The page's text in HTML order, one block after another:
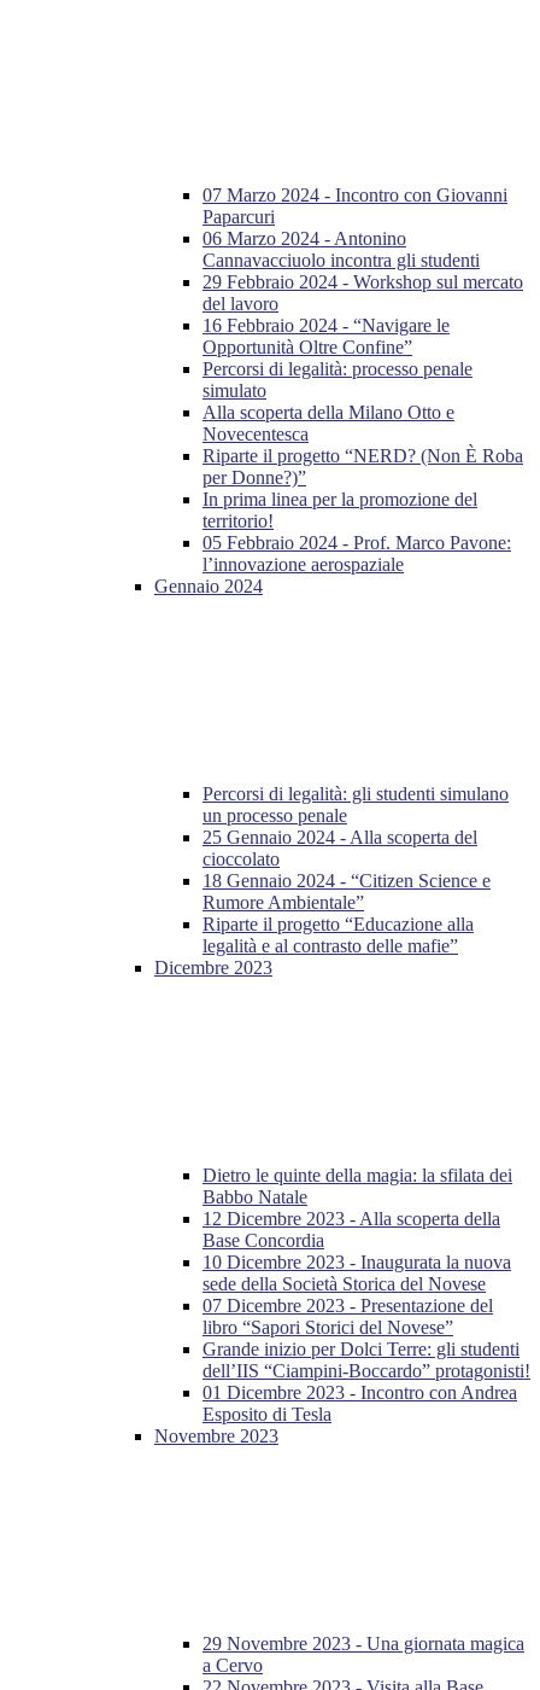
07 Marzo 2024 - Incontro con Giovanni
Paparcuri
06 Marzo 2024 - Antonino
Cannavacciuolo incontra gli studenti
29 Febbraio 2024 - Workshop sul mercato
del lavoro
16 Febbraio 2024 - “Navigare le
Opportunità Oltre Confine”
Percorsi di legalità: processo penale
simulato
Alla scoperta della Milano Otto e
Novecentesca
Riparte il progetto “NERD? (Non È Roba
per Donne?)”
In prima linea per la promozione del
territorio!
05 Febbraio 2024 - Prof. Marco Pavone:
l’innovazione aerospaziale
Gennaio 2024
Percorsi di legalità: gli studenti simulano
un processo penale
25 Gennaio 2024 - Alla scoperta del
cioccolato
18 Gennaio 2024 - “Citizen Science e
Rumore Ambientale”
Riparte il progetto “Educazione alla
legalità e al contrasto delle mafie”
Dicembre 2023
Dietro le quinte della magia: la sfilata dei
Babbo Natale
12 Dicembre 2023 - Alla scoperta della
Base Concordia
10 Dicembre 2023 - Inaugurata la nuova
sede della Società Storica del Novese
07 Dicembre 2023 - Presentazione del
libro “Sapori Storici del Novese”
Grande inizio per Dolci Terre: gli studenti
dell’IIS “Ciampini-Boccardo” protagonisti!
01 Dicembre 2023 - Incontro con Andrea
Esposito di Tesla
Novembre 2023
29 Novembre 2023 - Una giornata magica
a Cervo